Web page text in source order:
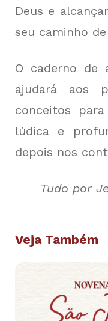
Deus e
seu caminho
O caderno de
ajudará aos
conceitos
lúdica e
depois nos
Tudo por
Veja Também